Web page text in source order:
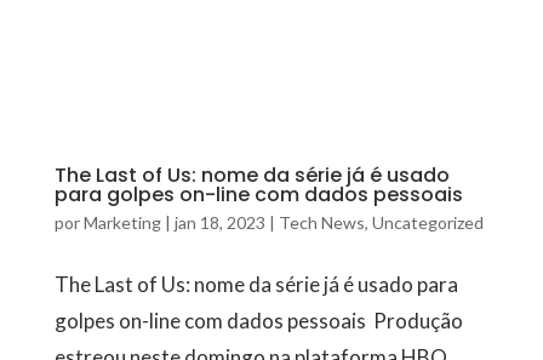
The Last of Us: nome da série já é usado
para golpes on-line com dados pessoais
porMarketing| jan 18, 2023 | Tech News, Uncategorized
The Last of Us: nome da série já é usado para
golpes on-line com dados pessoais Produção